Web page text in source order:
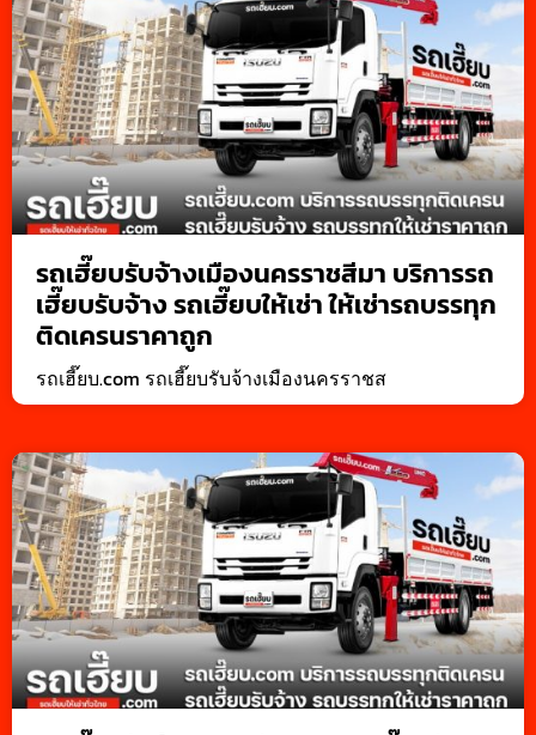
รถเฮี๊ยบรับจ้างเมืองนครราชสีมา บริการรถ
เฮี๊ยบรับจ้าง รถเฮี๊ยบให้เช่า ให้เช่ารถบรรทุก
ติดเครนราคาถูก
รถเฮี๊ยบ.com รถเฮี๊ยบรับจ้างเมืองนครราชส